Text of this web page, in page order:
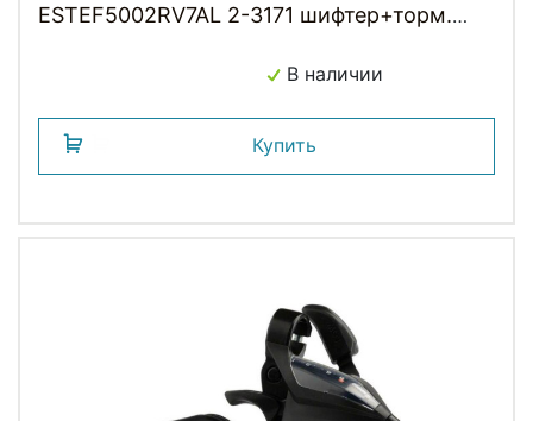
ESTEF5002RV7AL 2-3171 шифтер+торм.
В наличии
Купить